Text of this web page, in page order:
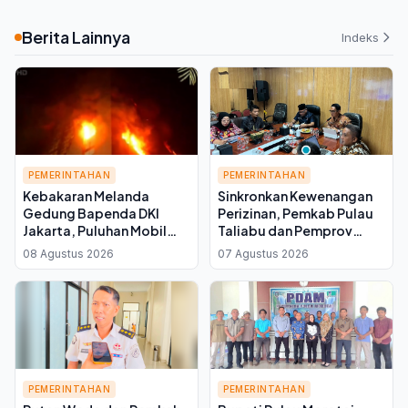
Berita Lainnya Indeks
PEMERINTAHAN
Kebakaran Melanda
Gedung Bapenda DKI
Jakarta, Puluhan Mobil
Damkar Dikerahkan ke
Lokasi
08 Agustus 2026
PEMERINTAHAN
Sinkronkan Kewenangan
Perizinan, Pemkab Pulau
Taliabu dan Pemprov
Malut Perkuat Koordinasi
Tata Ruang
07 Agustus 2026
PEMERINTAHAN PEMERINTAHAN